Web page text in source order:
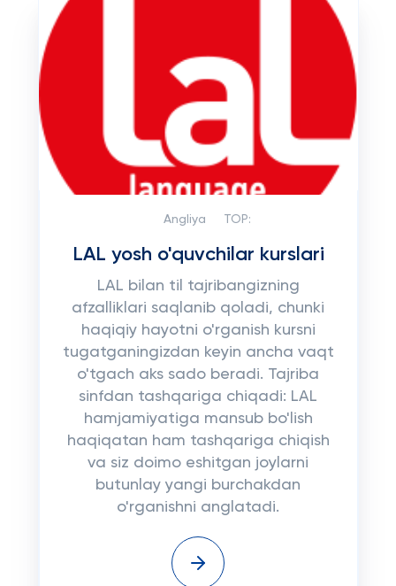
Angliya TOP:
LAL yosh o'quvchilar kurslari
LAL bilan til tajribangizning
afzalliklari saqlanib qoladi, chunki
haqiqiy hayotni o'rganish kursni
tugatganingizdan keyin ancha vaqt
o'tgach aks sado beradi. Tajriba
sinfdan tashqariga chiqadi: LAL
hamjamiyatiga mansub bo'lish
haqiqatan ham tashqariga chiqish
va siz doimo eshitgan joylarni
butunlay yangi burchakdan
o'rganishni anglatadi.